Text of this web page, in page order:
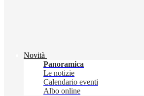
Novità
Panoramica
Le notizie
Calendario eventi
Albo online